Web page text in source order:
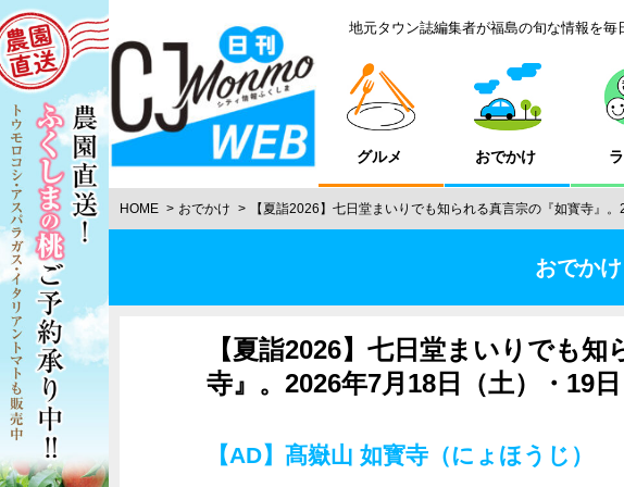
地元タウン誌編集者が福島の旬な情報を毎
グルメ おでかけ
HOME おでかけ 【夏詣2026】七日堂まいりでも知られる真言宗の『如寳寺』
おでかけ
【夏詣2026】七日堂まいりでも
寺』。2026年7月18日（土）・19
【AD】髙嶽山 如寳寺（にょほうじ）